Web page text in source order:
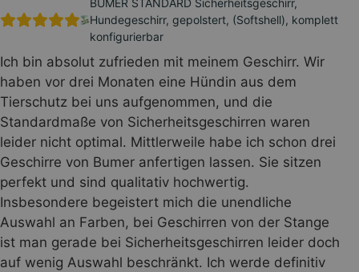
BUMER STANDARD Sicherheitsgeschirr,
Hundegeschirr, gepolstert, (Softshell), komplett
konfigurierbar
Ich bin absolut zufrieden mit meinem Geschirr. Wir
haben vor drei Monaten eine Hündin aus dem
Tierschutz bei uns aufgenommen, und die
Standardmaße von Sicherheitsgeschirren waren
leider nicht optimal. Mittlerweile habe ich schon drei
Geschirre von Bumer anfertigen lassen. Sie sitzen
perfekt und sind qualitativ hochwertig.
Insbesondere begeistert mich die unendliche
Auswahl an Farben, bei Geschirren von der Stange
ist man gerade bei Sicherheitsgeschirren leider doch
auf wenig Auswahl beschränkt. Ich werde definitiv